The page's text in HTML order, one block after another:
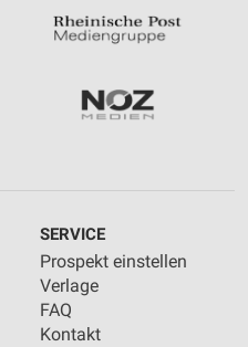
SERVICE
Prospekt einstellen
Verlage
FAQ
Kontakt